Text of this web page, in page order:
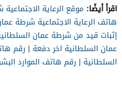
اقرأ أيضًا: موقع الرعاية
هاتف الرعاية الاجتماعية شرطة
إثبات قيد من شرطة عمان
عمان السلطانية اخر دفعة | رقم
السلطانية | رقم هاتف الموارد